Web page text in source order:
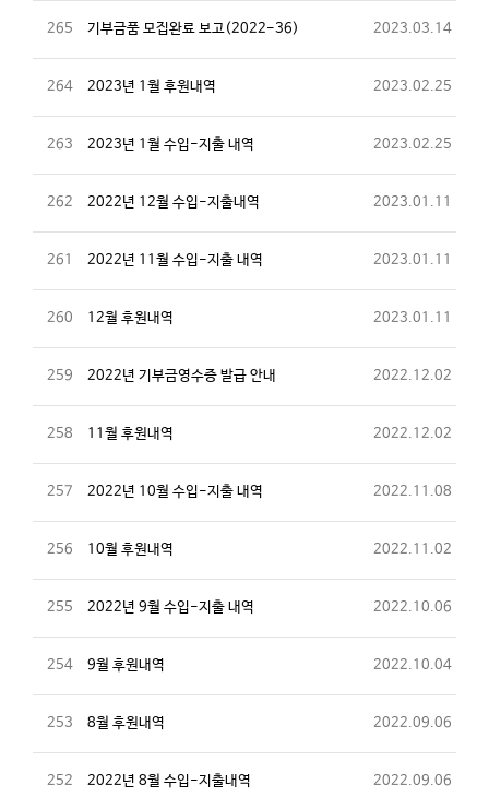
265 기부금품 모집완료 보고(2022-36) 2023.03.14
264 2023년 1월 후원내역 2023.02.25
263 2023년 1월 수입-지출 내역 2023.02.25
262 2022년 12월 수입-지출내역 2023.01.11
261 2022년 11월 수입-지출 내역 2023.01.11
260 12월 후원내역 2023.01.11
259 2022년 기부금영수증 발급 안내 2022.12.02
258 11월 후원내역 2022.12.02
257 2022년 10월 수입-지출 내역 2022.11.08
256 10월 후원내역 2022.11.02
255 2022년 9월 수입-지출 내역 2022.10.06
254 9월 후원내역 2022.10.04
253 8월 후원내역 2022.09.06
252 2022년 8월 수입-지출내역 2022.09.06